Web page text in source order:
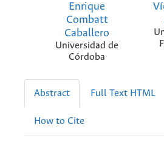
Enrique
Combatt
Caballero
Universidad de
Córdoba
Abstract Full Text HTML
How to Cite